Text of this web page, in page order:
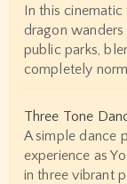
In this
dragon
public parks,
completely
Three Tone
A simple dance
experience as
in three vibrant